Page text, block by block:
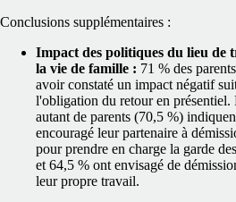
Conclusions supplémentaires :
Impact des politiques du lieu de
la vie de famille : 71 % des
avoir constaté un impact négatif
l'obligation du retour en présentiel.
autant de parents (70,5 %)
encouragé leur partenaire à
pour prendre en charge la garde
et 64,5 % ont envisagé de
leur propre travail.